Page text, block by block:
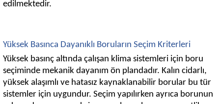
edilmektedir.
Yüksek Basınca Dayanıklı Boruların Seçim Kriterleri
Yüksek basınç altında çalışan klima sistemleri için boru
seçiminde mekanik dayanım ön plandadır. Kalın cidarlı,
yüksek alaşımlı ve hatasız kaynaklanabilir borular bu tür
sistemler için uygundur. Seçim yapılırken ayrıca borunun